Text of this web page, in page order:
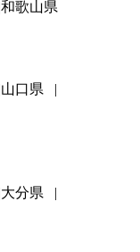
和歌山県
山口県
大分県